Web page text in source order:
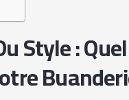
Style :